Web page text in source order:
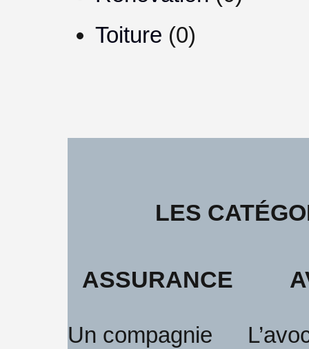
Toiture (0)
LES
ASSURANCE
Un compagnie